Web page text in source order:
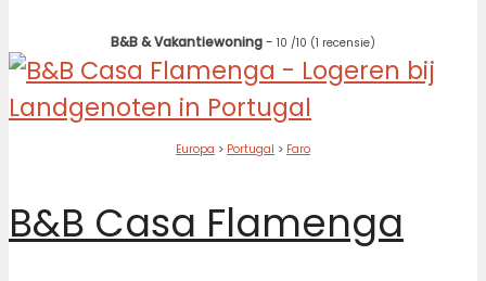
B&B & Vakantiewoning- 10 /10 (1 recensie)
Europa > Portugal > Faro
B&B Casa Flamenga